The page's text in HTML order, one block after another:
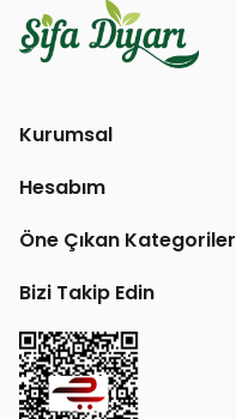
Kurumsal
Hesabım
Öne Çıkan Kategoriler
Bizi Takip Edin